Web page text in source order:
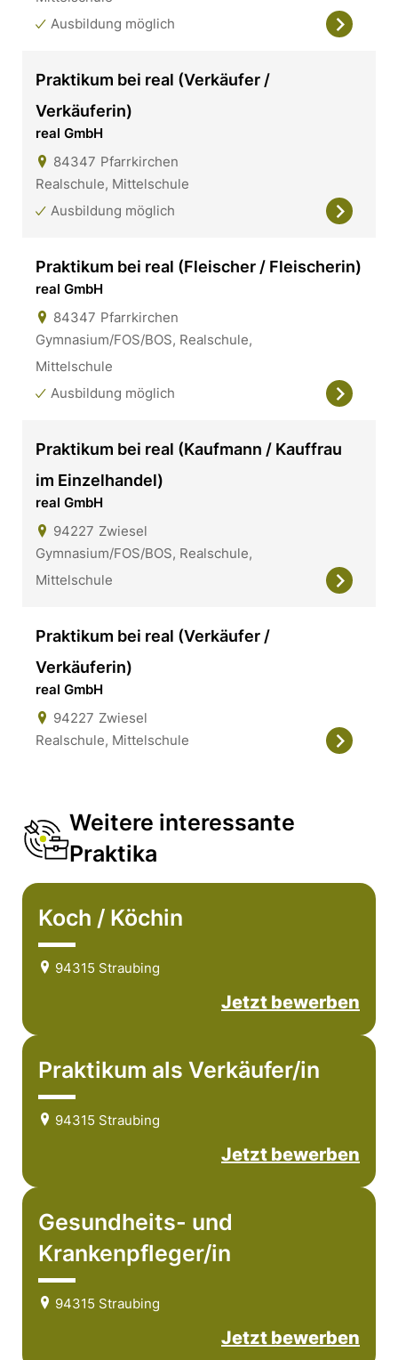
Ausbildung möglich
Praktikum bei real (Verkäufer /
Verkäuferin)
real GmbH
84347 Pfarrkirchen
Realschule, Mittelschule
Ausbildung möglich
Praktikum bei real (Fleischer / Fleischerin)
real GmbH
84347 Pfarrkirchen
Gymnasium/FOS/BOS, Realschule,
Mittelschule
Ausbildung möglich
Praktikum bei real (Kaufmann / Kauffrau
im Einzelhandel)
real GmbH
94227 Zwiesel
Gymnasium/FOS/BOS, Realschule,
Mittelschule
Praktikum bei real (Verkäufer /
Verkäuferin)
real GmbH
94227 Zwiesel
Realschule, Mittelschule
Weitere interessante
Praktika
Koch / Köchin
94315 Straubing
Jetzt bewerben
Praktikum als Verkäufer/in
94315 Straubing
Jetzt bewerben
Gesundheits- und
Krankenpfleger/in
94315 Straubing
Jetzt bewerben